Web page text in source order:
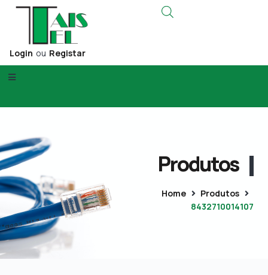
Login ou Registar
Produtos
Home
Produtos
8432710014107